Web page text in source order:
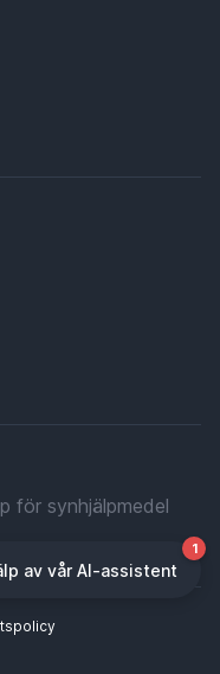
för synhjälpmedel